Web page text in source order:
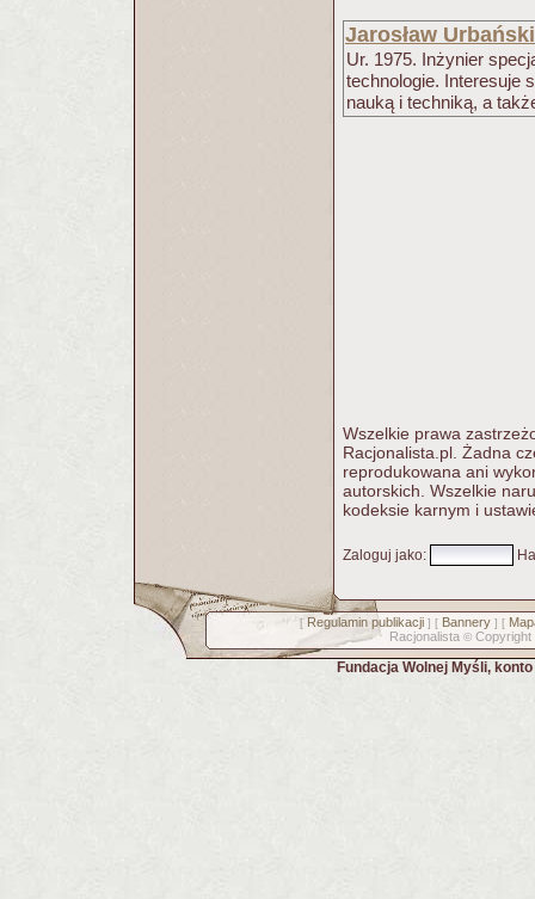
Jarosław Urbański
Ur. 1975. Inżynier
technologie. Interesuje
nauką i techniką, a
Wszelkie prawa
Racjonalista.pl. Żadna
reprodukowana ani
autorskich. Wszelkie
kodeksie karnym i
Zaloguj jako:
[ Regulamin publikacji] [ Bannery] [
Racjonalista © Copyright
Fundacja Wolnej Myśli,